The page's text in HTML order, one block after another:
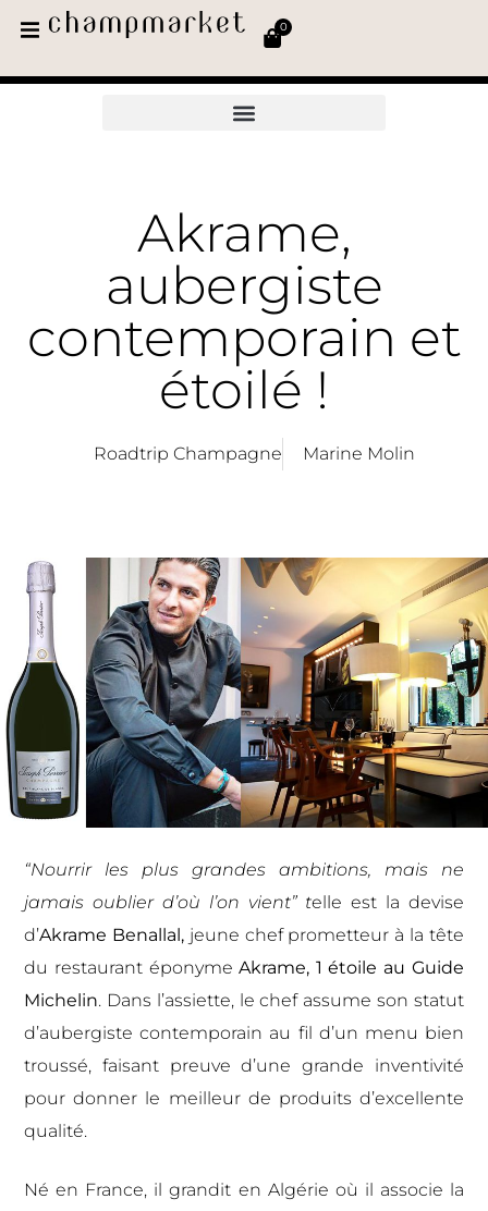
0
Akrame,
aubergiste
contemporain et
étoilé !
Roadtrip Champagne Marine Molin
“Nourrir les plus grandes ambitions, mais ne
jamais oublier d’où l’on vient” telle est la devise
d’Akrame Benallal, jeune chef prometteur à la tête
du restaurant éponymeAkrame, 1 étoile au Guide
Michelin. Dans l’assiette, le chef assume son statut
d’aubergiste contemporain au fil d’un menu bien
troussé, faisant preuve d’une grande inventivité
pour donner le meilleur de produits d’excellente
qualité.
Né en France, il grandit en Algérie où il associe la